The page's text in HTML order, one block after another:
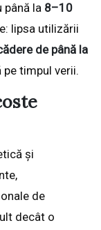
până la 8–10
lipsa utilizării
de până la
timpul verii.
și
de
decât o